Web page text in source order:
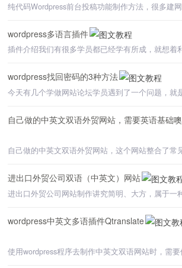
wordpress多语言插件
wordpress找回密码的3种方法
自己做的中英文双语外贸网站，需要英语基础噢
进出口外贸公司双语（中英文）网站
wordpress中英文多语插件Qtranslate